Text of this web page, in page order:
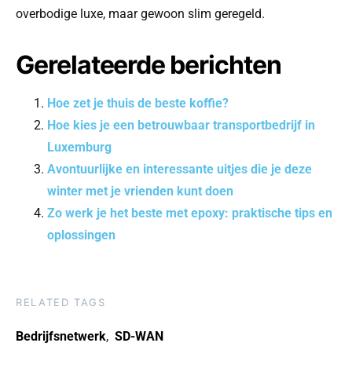
overbodige luxe, maar gewoon slim geregeld.
Gerelateerde berichten
Hoe zet je thuis de beste koffie?
Hoe kies je een betrouwbaar transportbedrijf in
Luxemburg
Avontuurlijke en interessante uitjes die je deze
winter met je vrienden kunt doen
Zo werk je het beste met epoxy: praktische tips en
oplossingen
RELATED TAGS
Bedrijfsnetwerk, SD-WAN